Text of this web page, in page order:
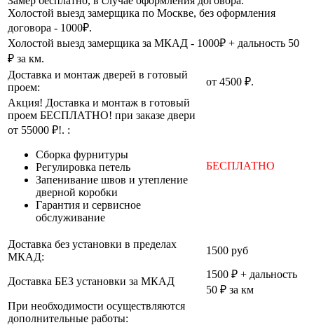
Холостой выезд замерщика по Москве, без оформления
договора - 1000₽.
Холостой выезд замерщика за МКАД - 1000₽ + дальность 50
₽ за км.
Доставка и монтаж дверей в готовый
проем:
от 4500 ₽.
Акция! Доставка и монтаж в готовый
проем БЕСПЛАТНО! при заказе двери
от 55000 ₽!. :
Cборка фурнитуры
Регулировка петель
Запенивание швов и утепление
дверной коробки
Гарантия и сервисное
обслуживание
БЕСПЛАТНО
Доставка без установки в пределах
МКАД:
1500 руб
Доставка БЕЗ установки за МКАД
1500 ₽ + дальность
50 ₽ за км
При необходимости осуществляются
дополнительные работы: